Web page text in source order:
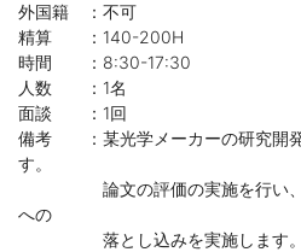
外国籍 ：不可
精算 ：140-200H
時間 ：8:30-17:30
人数 ：1名
面談 ：1回
備考 ：某光学メーカーの研究開
す。
論文の評価の実施を行い、性
への
落とし込みを実施します。